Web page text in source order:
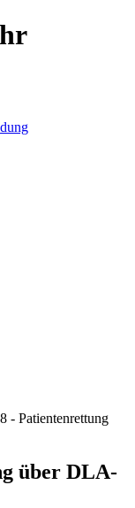
- Patientenrettung
über DLA-